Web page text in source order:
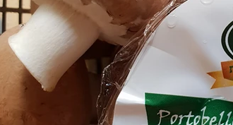
Оладьи Завтрак Бульон Йогурты